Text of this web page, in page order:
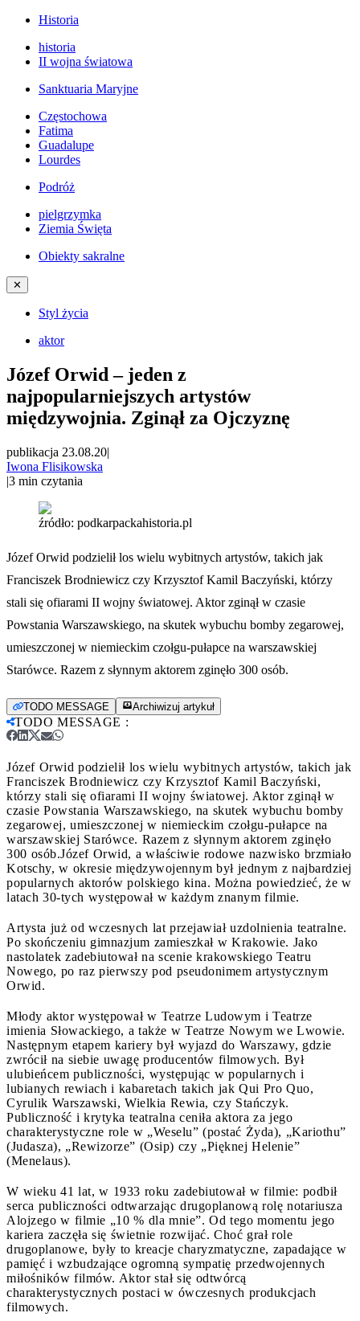
Historia
historia
II wojna światowa
Sanktuaria Maryjne
Częstochowa
Fatima
Guadalupe
Lourdes
Podróż
pielgrzymka
Ziemia Święta
Obiekty sakralne
✕
Styl życia
aktor
Józef Orwid – jeden z
najpopularniejszych artystów
międzywojnia. Zginął za Ojczyznę
publikacja 23.08.20|
Iwona Flisikowska
|3 min czytania
źródło: podkarpackahistoria.pl
Józef Orwid podzielił los wielu wybitnych artystów, takich jak
Franciszek Brodniewicz czy Krzysztof Kamil Baczyński, którzy
stali się ofiarami II wojny światowej. Aktor zginął w czasie
Powstania Warszawskiego, na skutek wybuchu bomby zegarowej,
umieszczonej w niemieckim czołgu-pułapce na warszawskiej
Starówce. Razem z słynnym aktorem zginęło 300 osób.
TODO MESSAGE Archiwizuj artykuł
TODO MESSAGE :
Józef Orwid podzielił los wielu wybitnych artystów, takich jak
Franciszek Brodniewicz czy Krzysztof Kamil Baczyński,
którzy stali się ofiarami II wojny światowej. Aktor zginął w
czasie Powstania Warszawskiego, na skutek wybuchu bomby
zegarowej, umieszczonej w niemieckim czołgu-pułapce na
warszawskiej Starówce. Razem z słynnym aktorem zginęło
300 osób.Józef Orwid, a właściwie rodowe nazwisko brzmiało
Kotschy, w okresie międzywojennym był jednym z najbardziej
popularnych aktorów polskiego kina. Można powiedzieć, że w
latach 30-tych występował w każdym znanym filmie.
Artysta już od wczesnych lat przejawiał uzdolnienia teatralne.
Po skończeniu gimnazjum zamieszkał w Krakowie. Jako
nastolatek zadebiutował na scenie krakowskiego Teatru
Nowego, po raz pierwszy pod pseudonimem artystycznym
Orwid.
Młody aktor występował w Teatrze Ludowym i Teatrze
imienia Słowackiego, a także w Teatrze Nowym we Lwowie.
Następnym etapem kariery był wyjazd do Warszawy, gdzie
zwrócił na siebie uwagę producentów filmowych. Był
ulubieńcem publiczności, występując w popularnych i
lubianych rewiach i kabaretach takich jak Qui Pro Quo,
Cyrulik Warszawski, Wielkia Rewia, czy Stańczyk.
Publiczność i krytyka teatralna ceniła aktora za jego
charakterystyczne role w „Weselu” (postać Żyda), „Kariothu”
(Judasza), „Rewizorze” (Osip) czy „Pięknej Helenie”
(Menelaus).
W wieku 41 lat, w 1933 roku zadebiutował w filmie: podbił
serca publiczności odtwarzając drugoplanową rolę notariusza
Alojzego w filmie „10 % dla mnie”. Od tego momentu jego
kariera zaczęła się świetnie rozwijać. Choć grał role
drugoplanowe, były to kreacje charyzmatyczne, zapadające w
pamięć i wzbudzające ogromną sympatię przedwojennych
miłośników filmów. Aktor stał się odtwórcą
charakterystycznych postaci w ówczesnych produkcjach
filmowych.